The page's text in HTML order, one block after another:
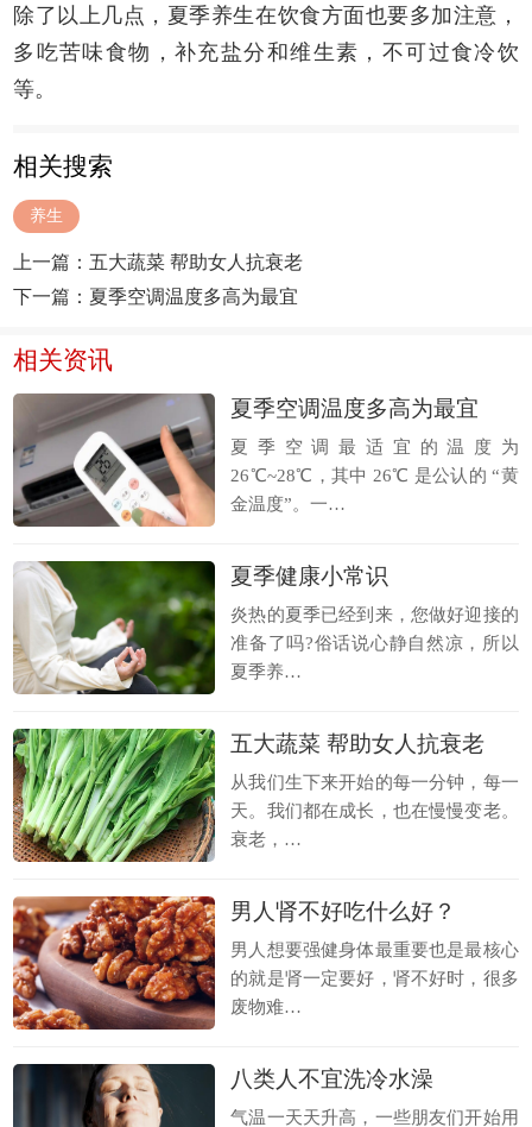
除了以上几点，夏季养生在饮食方面也要多加注意，
多吃苦味食物，补充盐分和维生素，不可过食冷饮
等。
相关搜索
养生
上一篇： 五大蔬菜 帮助女人抗衰老
下一篇： 夏季空调温度多高为最宜
相关资讯
夏季空调温度多高为最宜
夏季空调最适宜的温度为
26℃~28℃，其中 26℃ 是公认的 “黄
金温度”。一…
夏季健康小常识
炎热的夏季已经到来，您做好迎接的
准备了吗?俗话说心静自然凉，所以
夏季养…
五大蔬菜 帮助女人抗衰老
从我们生下来开始的每一分钟，每一
天。我们都在成长，也在慢慢变老。
衰老，…
男人肾不好吃什么好？
男人想要强健身体最重要也是最核心
的就是肾一定要好，肾不好时，很多
废物难…
八类人不宜洗冷水澡
气温一天天升高，一些朋友们开始用